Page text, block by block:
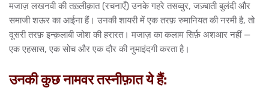
मजाज़ लखनवी की तख़्लीक़ात (रचनाएँ) उनके गहरे तसव्वुर, जज़्बाती बुलंदी और
समाजी शऊर का आईना हैं। उनकी शायरी में एक तरफ़ रुमानियत की नरमी है, तो
दूसरी तरफ़ इन्क़लाबी जोश की हरारत। मजाज़ का कलाम सिर्फ़ अशआर नहीं —
एक एहसास, एक सोच और एक दौर की नुमाइंदगी करता है।
उनकी कुछ नामवर तस्नीफ़ात ये हैं: